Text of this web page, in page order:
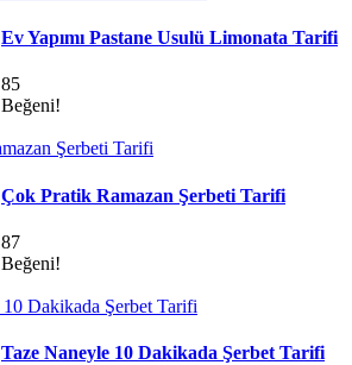
Ev Yapımı Pastane Usulü Limonata Tarifi
85
Beğeni!
Çok Pratik Ramazan Şerbeti Tarifi
87
Beğeni!
Taze Naneyle 10 Dakikada Şerbet Tarifi